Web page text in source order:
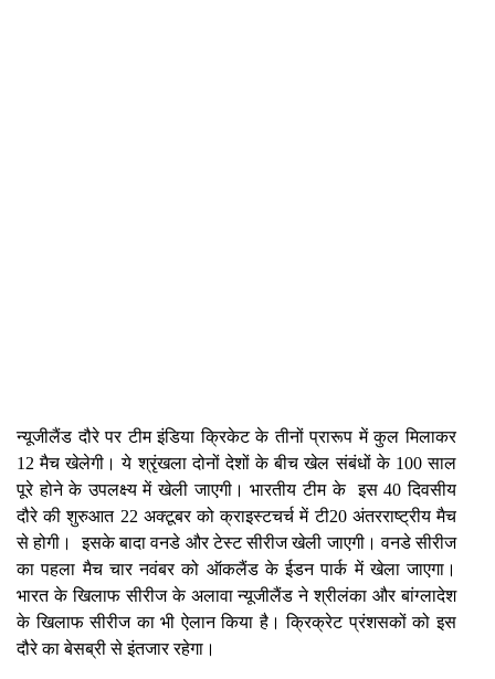
न्यूजीलैंड दौरे पर टीम इंडिया क्रिकेट के तीनों प्रारूप में कुल मिलाकर
12 मैच खेलेगी। ये श्रृंखला दोनों देशों के बीच खेल संबंधों के 100 साल
पूरे होने के उपलक्ष्य में खेली जाएगी। भारतीय टीम के इस 40 दिवसीय
दौरे की शुरुआत 22 अक्टूबर को क्राइस्टचर्च में टी20 अंतरराष्ट्रीय मैच
से होगी। इसके बादा वनडे और टेस्ट सीरीज खेली जाएगी। वनडे सीरीज
का पहला मैच चार नवंबर को ऑकलैंड के ईडन पार्क में खेला जाएगा।
भारत के खिलाफ सीरीज के अलावा न्यूजीलैंड ने श्रीलंका और बांग्लादेश
के खिलाफ सीरीज का भी ऐलान किया है। क्रिक्रेट प्रंशसकों को इस
दौरे का बेसब्री से इंतजार रहेगा।